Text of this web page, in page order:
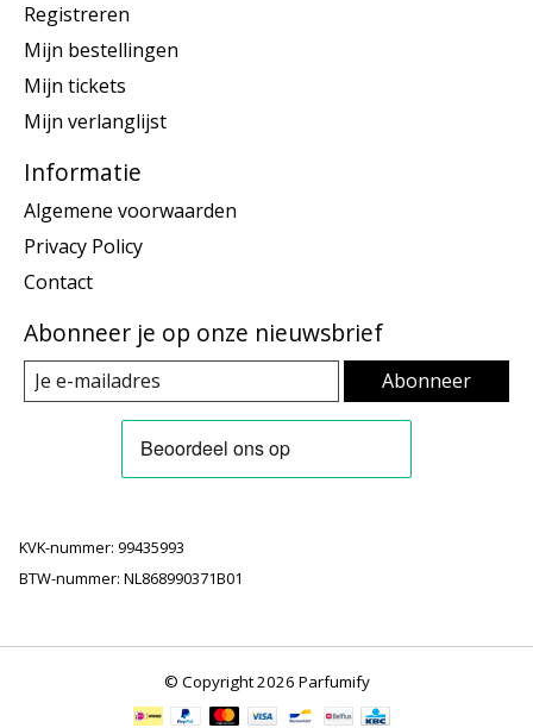
Registreren
Mijn bestellingen
Mijn tickets
Mijn verlanglijst
Informatie
Algemene voorwaarden
Privacy Policy
Contact
Abonneer je op onze nieuwsbrief
Abonneer
KVK-nummer: 99435993
BTW-nummer: NL868990371B01
© Copyright 2026 Parfumify